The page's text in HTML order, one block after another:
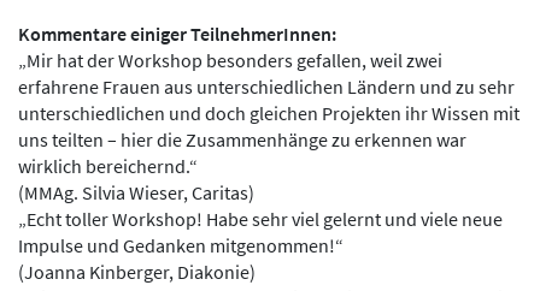
Kommentare einiger TeilnehmerInnen:
„Mir hat der Workshop besonders gefallen, weil zwei
erfahrene Frauen aus unterschiedlichen Ländern und zu sehr
unterschiedlichen und doch gleichen Projekten ihr Wissen mit
uns teilten – hier die Zusammenhänge zu erkennen war
wirklich bereichernd.“
(MMAg. Silvia Wieser, Caritas)
„Echt toller Workshop! Habe sehr viel gelernt und viele neue
Impulse und Gedanken mitgenommen!“
(Joanna Kinberger, Diakonie)